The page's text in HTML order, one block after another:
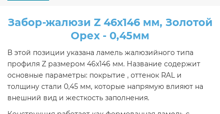
Забор-жалюзи Z 46х146 мм, Золотой
Орех - 0,45мм
В этой позиции указана ламель жалюзийного типа
профиля Z размером 46х146 мм. Название содержит
основные параметры: покрытие , оттенок RAL и
толщину стали 0,45 мм, которые напрямую влияют на
внешний вид и жесткость заполнения.